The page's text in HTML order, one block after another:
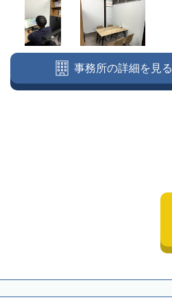
事務所の詳細を見る